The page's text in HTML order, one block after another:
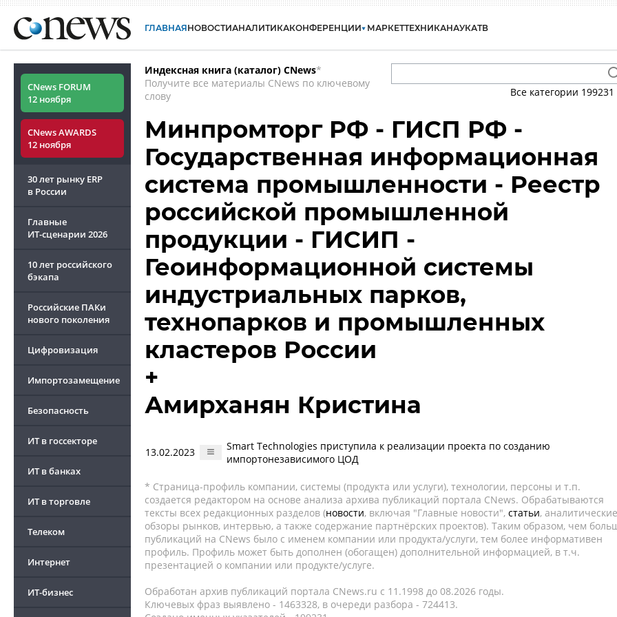
ГЛАВНАЯНОВОСТИАНАЛИТИКАКОНФЕРЕНЦИИ МАРКЕТТЕХНИКАНАУКАТВ
CNews FORUM
12 ноября
CNews AWARDS
12 ноября
30 лет рынку ERP
в России
Главные
ИТ-сценарии 2026
10 лет российского
бэкапа
Российские ПАКи
нового поколения
Цифровизация
Импортозамещение
Безопасность
ИТ в госсекторе
ИТ в банках
ИТ в торговле
Телеком
Интернет
ИТ-бизнес
Индексная книга (каталог) CNews*
Получите все материалы CNews по ключевому
слову
Все категории 199231
Минпромторг РФ - ГИСП РФ -
Государственная информационная
система промышленности - Реестр
российской промышленной
продукции - ГИСИП -
Геоинформационной системы
индустриальных парков,
технопарков и промышленных
кластеров России
+
Амирханян Кристина
13.02.2023
Smart Technologies приступила к реализации проекта по созданию
импортонезависимого ЦОД
* Страница-профиль компании, системы (продукта или услуги), технологии, персоны и т.п.
создается редактором на основе анализа архива публикаций портала CNews. Обрабатываются
тексты всех редакционных разделов (новости, включая "Главные новости", статьи, аналитические
обзоры рынков, интервью, а также содержание партнёрских проектов). Таким образом, чем
публикаций на CNews было с именем компании или продукта/услуги, тем более информативен
профиль. Профиль может быть дополнен (обогащен) дополнительной информацией, в т.ч.
презентацией о компании или продукте/услуге.
Обработан архив публикаций портала CNews.ru c 11.1998 до 08.2026 годы.
Ключевых фраз выявлено - 1463328, в очереди разбора - 724413.